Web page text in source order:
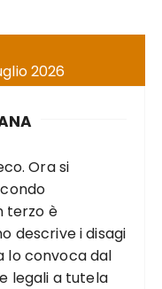
2026
Ora si
terzo è
descrive i disagi
lo convoca dal
legali a tutela